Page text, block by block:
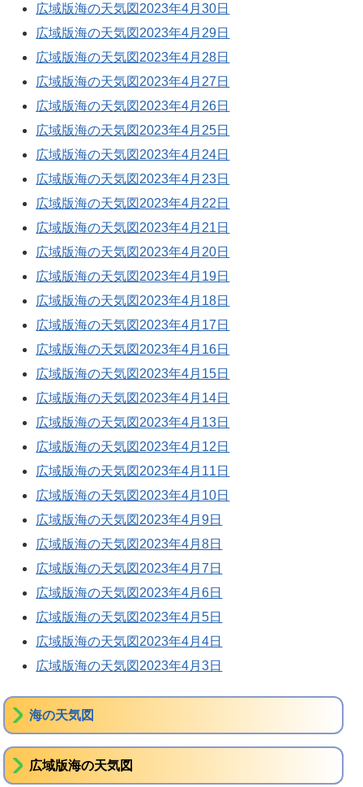
広域版海の天気図2023年4月30日
広域版海の天気図2023年4月29日
広域版海の天気図2023年4月28日
広域版海の天気図2023年4月27日
広域版海の天気図2023年4月26日
広域版海の天気図2023年4月25日
広域版海の天気図2023年4月24日
広域版海の天気図2023年4月23日
広域版海の天気図2023年4月22日
広域版海の天気図2023年4月21日
広域版海の天気図2023年4月20日
広域版海の天気図2023年4月19日
広域版海の天気図2023年4月18日
広域版海の天気図2023年4月17日
広域版海の天気図2023年4月16日
広域版海の天気図2023年4月15日
広域版海の天気図2023年4月14日
広域版海の天気図2023年4月13日
広域版海の天気図2023年4月12日
広域版海の天気図2023年4月11日
広域版海の天気図2023年4月10日
広域版海の天気図2023年4月9日
広域版海の天気図2023年4月8日
広域版海の天気図2023年4月7日
広域版海の天気図2023年4月6日
広域版海の天気図2023年4月5日
広域版海の天気図2023年4月4日
広域版海の天気図2023年4月3日
海の天気図
広域版海の天気図